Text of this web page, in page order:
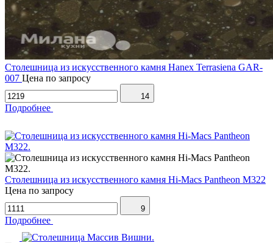
Столешница из искусственного камня Hanex Terrasiena GAR-
007 Цена по запросу
14
Подробнее
Столешница из искусственного камня Hi-Macs Pantheon M322
Цена по запросу
9
Подробнее